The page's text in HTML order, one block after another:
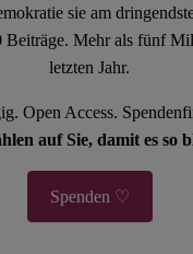
sie am
Beiträge. Mehr als fünf
letzten Jahr.
Open Access.
auf Sie, damit es so
Spenden ♡